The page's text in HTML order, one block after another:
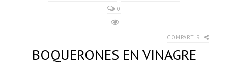
0
COMPARTIR
BOQUERONES EN VINAGRE